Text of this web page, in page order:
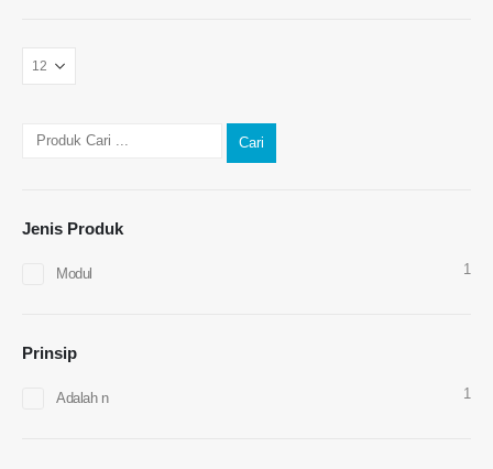
Cari
Jenis Produk
Modul 1
Prinsip
Adalah n 1
Hubungi kami
: No.299 Jinsuo Road, Zon Teknikal Nasional, Zhengzhou
WeChat: 18569903598